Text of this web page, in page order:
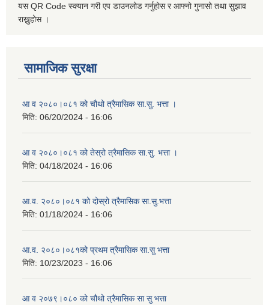
यस QR Code स्क्यान गरी एप डाउनलोड गर्नुहोस र आफ्नो गुनासो तथा सुझाव
राख्नुहोस ।
सामाजिक सुरक्षा
आ व २०८०।०८१ को चौथो त्रैमासिक सा.सु. भत्ता ।
मिति: 06/20/2024 - 16:06
आ व २०८०।०८१ को तेस्रो त्रैमासिक सा.सु. भत्ता ।
मिति: 04/18/2024 - 16:06
आ.व. २०८०।०८१ को दोस्रो त्रैमासिक सा.सु.भत्ता
मिति: 01/18/2024 - 16:06
आ.व. २०८०।०८१को प्रथम त्रैमासिक सा.सु भत्ता
मिति: 10/23/2023 - 16:06
आ व २०७९।०८० को चौथो त्रैमासिक सा सु भत्ता